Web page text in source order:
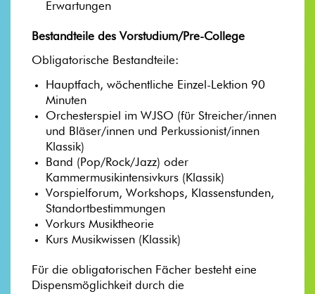
Erwartungen
Bestandteile des Vorstudium/Pre-College
Obligatorische Bestandteile:
Hauptfach, wöchentliche Einzel-Lektion 90
Minuten
Orchesterspiel im WJSO (für Streicher/innen
und Bläser/innen und Perkussionist/innen
Klassik)
Band (Pop/Rock/Jazz) oder
Kammermusikintensivkurs (Klassik)
Vorspielforum, Workshops, Klassenstunden,
Standortbestimmungen
Vorkurs Musiktheorie
Kurs Musikwissen (Klassik)
Für die obligatorischen Fächer besteht eine
Dispensmöglichkeit durch die